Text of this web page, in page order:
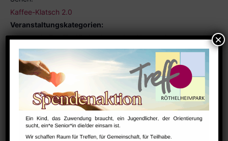
Kaffee-Klatsch 2.0
Veranstaltungskategorien:
Austausch,Familie,Kinder,kostenlos,Netzwerk,
Senior*innen
VERANSTALTUNGSORT
Ähnliche Veranstaltungen